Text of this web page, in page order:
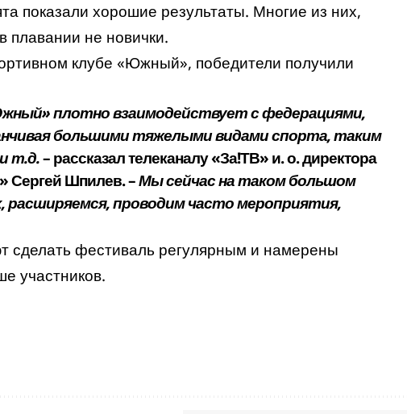
показали хорошие результаты. Многие из них,
плавании не новички.
клубе «Южный», победители получили
плотно взаимодействует с федерациями,
большими тяжелыми видами спорта, таким
т.д.–рассказалтелеканалу «За!ТВ» и. о. директора
Сергей Шпилев. –Мы сейчас на таком большом
расширяемся, проводим часто мероприятия,
сделать фестиваль регулярным и намерены
участников.